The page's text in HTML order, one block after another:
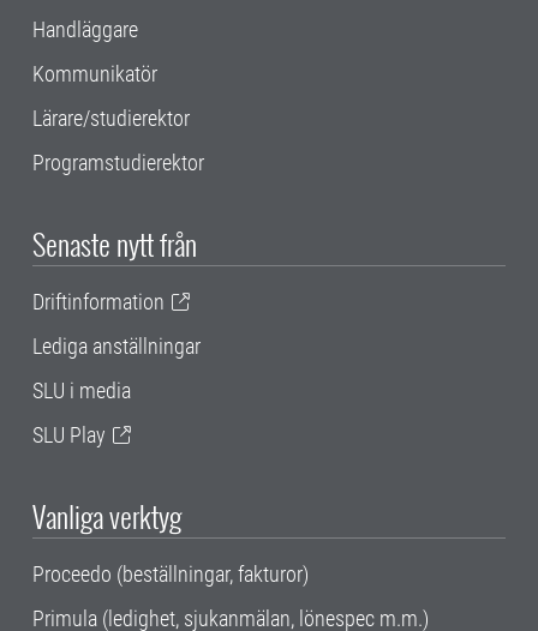
Handläggare
Kommunikatör
Lärare/studierektor
Programstudierektor
Senaste nytt från
Driftinformation
Lediga anställningar
SLU i media
SLU Play
Vanliga verktyg
Proceedo (beställningar, fakturor)
Primula (ledighet, sjukanmälan, lönespec m.m.)